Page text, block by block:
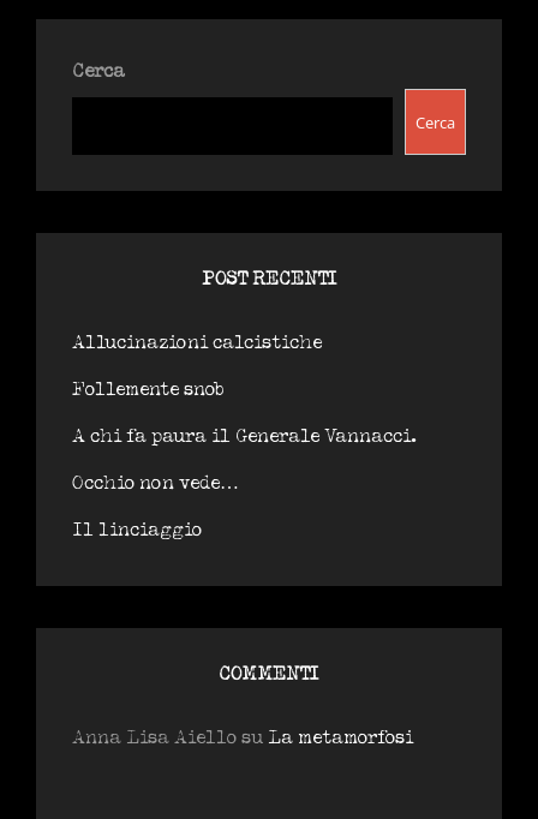
Cerca
Cerca
POST RECENTI
Allucinazioni calcistiche
Follemente snob
A chi fa paura il Generale Vannacci.
Occhio non vede…
Il linciaggio
COMMENTI
Anna Lisa Aiello su La metamorfosi